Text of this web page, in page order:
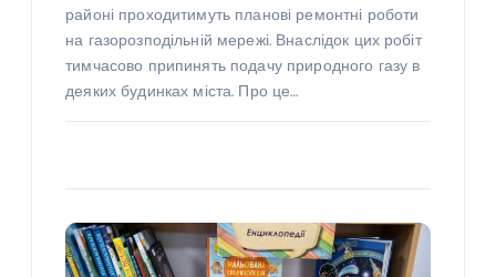
районі проходитимуть планові ремонтні роботи
на газорозподільній мережі. Внаслідок цих робіт
тимчасово припинять подачу природного газу в
деяких будинках міста. Про це…